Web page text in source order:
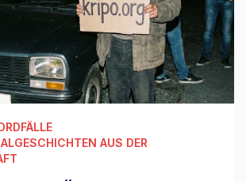
AUS DER